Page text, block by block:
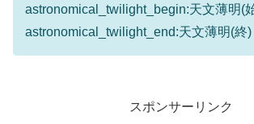
astronomical_twilight_begin:天文薄明(
astronomical_twilight_end:天文薄明(終)
スポンサーリンク